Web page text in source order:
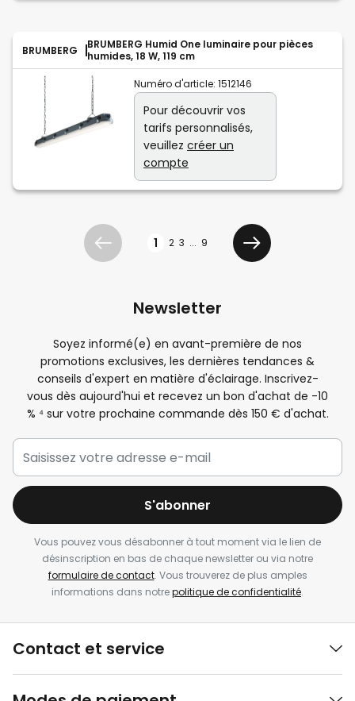
BRUMBERG
BRUMBERG Humid One luminaire pour pièces
humides, 18 W, 119 cm
Numéro d'article: 1512146
Pour découvrir vos
tarifs personnalisés,
veuillez créer un
compte
Précédent 1 2 3 ... 9
Suivant
Newsletter
Soyez informé(e) en avant-première de nos
promotions exclusives, les dernières tendances &
conseils d'expert en matière d'éclairage. Inscrivez-
vous dès aujourd'hui et recevez un bon d'achat de -10
% ⁴ sur votre prochaine commande dès 150 € d'achat.
S'abonner
Vous pouvez vous désabonner à tout moment via le lien de
désinscription en bas de chaque newsletter ou via notre
formulaire de contact. Vous trouverez de plus amples
informations dans notrepolitique de confidentialité.
Contact et service